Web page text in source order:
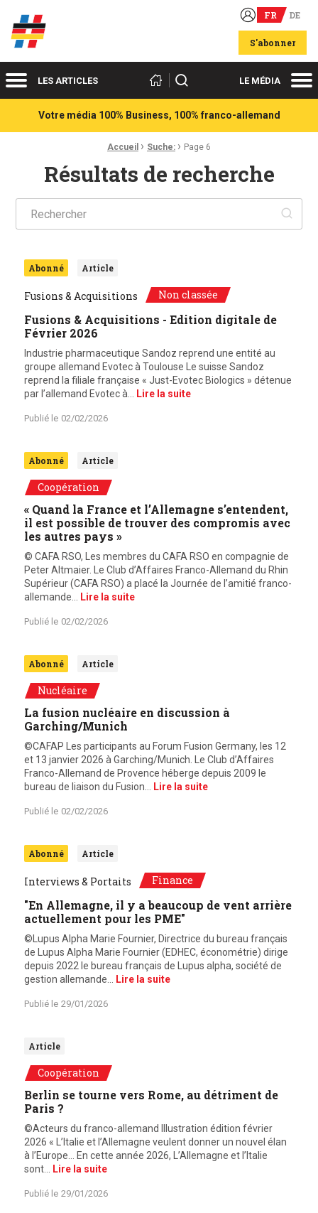
Acteurs du franco-allemand FR DE
S'abonner
MenuLES ARTICLES Rechercher LE MÉDIA
Votre média 100% Business, 100% franco-allemand
Accueil › Suche: › Page 6
Résultats de recherche
Ok
Abonné Article
Fusions & Acquisitions Non classée
Fusions & Acquisitions - Edition digitale de
Février 2026
Industrie pharmaceutique Sandoz reprend une entité au
groupe allemand Evotec à Toulouse Le suisse Sandoz
reprend la filiale française « Just-Evotec Biologics » détenue
par l’allemand Evotec à…
Lire la suite
Publié le 02/02/2026
Abonné Article
Coopération
« Quand la France et l’Allemagne s’entendent,
il est possible de trouver des compromis avec
les autres pays »
© CAFA RSO, Les membres du CAFA RSO en compagnie de
Peter Altmaier. Le Club d’Affaires Franco-Allemand du Rhin
Supérieur (CAFA RSO) a placé la Journée de l’amitié franco-
allemande…
Lire la suite
Publié le 02/02/2026
Abonné Article
Nucléaire
La fusion nucléaire en discussion à
Garching/Munich
©CAFAP Les participants au Forum Fusion Germany, les 12
et 13 janvier 2026 à Garching/Munich. Le Club d’Affaires
Franco-Allemand de Provence héberge depuis 2009 le
bureau de liaison du Fusion…
Lire la suite
Publié le 02/02/2026
Abonné Article
Interviews & Portaits Finance
"En Allemagne, il y a beaucoup de vent arrière
actuellement pour les PME"
©Lupus Alpha Marie Fournier, Directrice du bureau français
de Lupus Alpha Marie Fournier (EDHEC, économétrie) dirige
depuis 2022 le bureau français de Lupus alpha, société de
gestion allemande…
Lire la suite
Publié le 29/01/2026
Article
Coopération
Berlin se tourne vers Rome, au détriment de
Paris ?
©Acteurs du franco-allemand Illustration édition février
2026 « L’Italie et l’Allemagne veulent donner un nouvel élan
à l’Europe… En cette année 2026, L’Allemagne et l’Italie
sont…
Lire la suite
Publié le 29/01/2026